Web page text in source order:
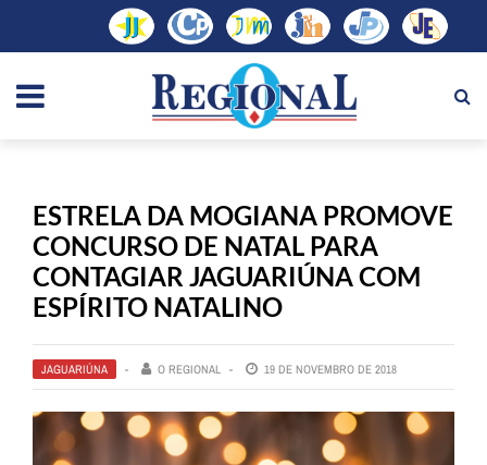
ESTRELA DA MOGIANA PROMOVE
CONCURSO DE NATAL PARA
CONTAGIAR JAGUARIÚNA COM
ESPÍRITO NATALINO
JAGUARIÚNA O REGIONAL 19 DE NOVEMBRO DE 2018